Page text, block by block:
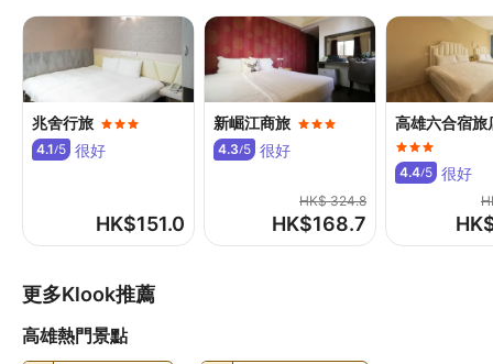
利用飯店的客房餐點服務，在客房內舒適用餐。
兆舍行旅
4.1/5 很好
HK$151.0
新崛江商旅
4.3/5 很好
HK$ 324.8
HK$168.7
高雄六合宿旅
4.4/5 很好
更多Klook推薦
高雄熱門景點